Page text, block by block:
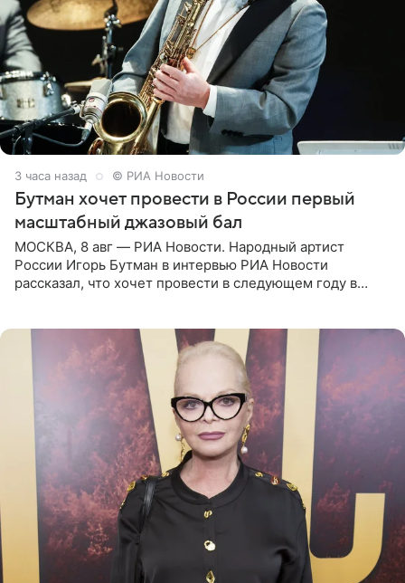
3 часа назад © РИА Новости
Бутман хочет провести в России первый
масштабный джазовый бал
МОСКВА, 8 авг — РИА Новости. Народный артист
России Игорь Бутман в интервью РИА Новости
рассказал, что хочет провести в следующем году в